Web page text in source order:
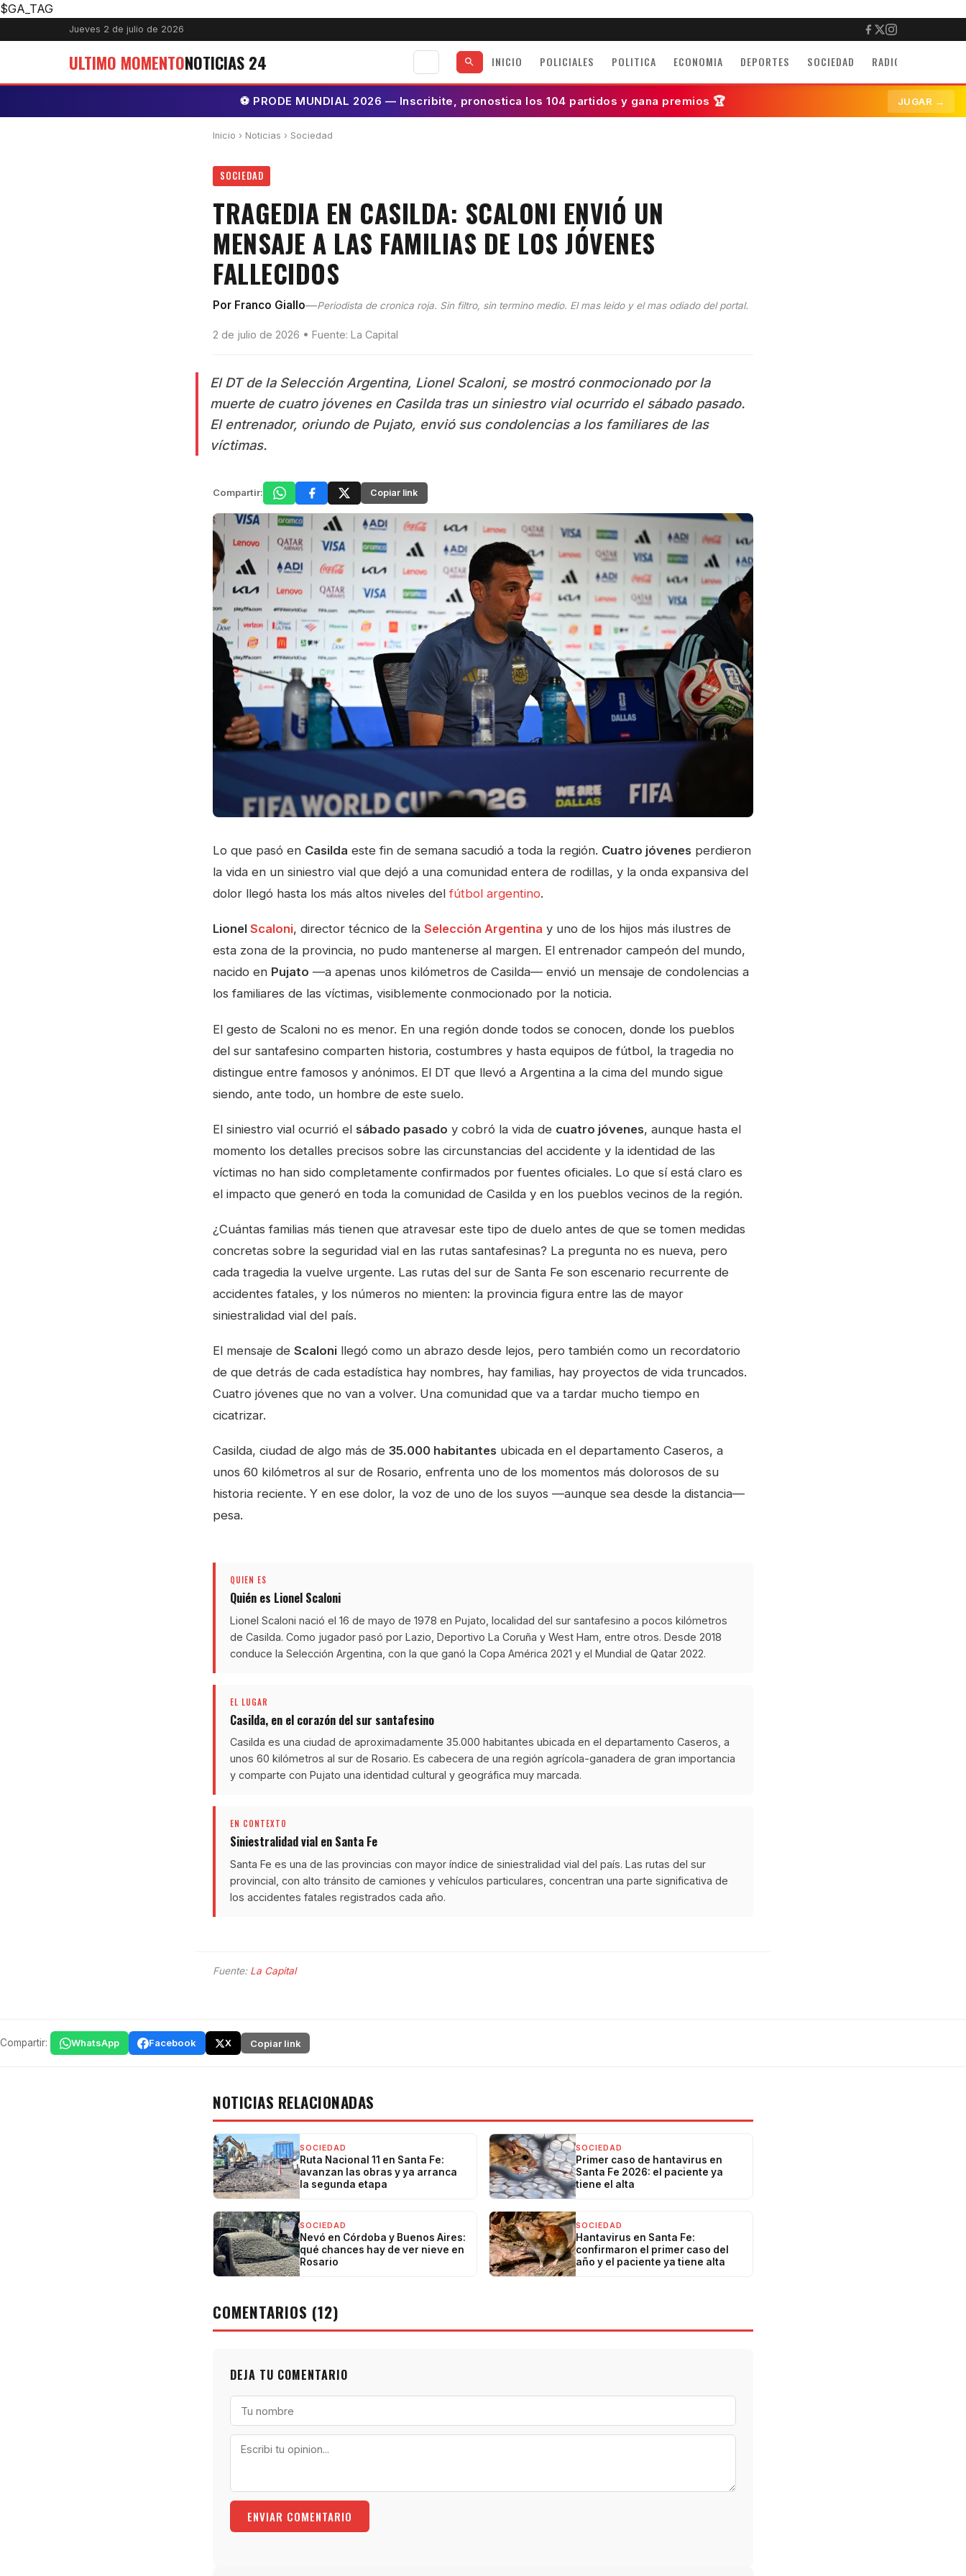
$GA_TAG
Jueves 2 de julio de 2026
ULTIMO MOMENTONOTICIAS 24 INICIO POLICIALES POLITICA ECONOMIA DEPORTES SOCIEDAD RADIO
⚽ PRODE MUNDIAL 2026 — Inscribite, pronostica los 104 partidos y gana premios 🏆 JUGAR →
Inicio › Noticias › Sociedad
SOCIEDAD
TRAGEDIA EN CASILDA: SCALONI ENVIÓ UN
MENSAJE A LAS FAMILIAS DE LOS JÓVENES
FALLECIDOS
Por Franco Giallo—Periodista de cronica roja. Sin filtro, sin termino medio. El mas leido y el mas odiado del portal.
2 de julio de 2026 • Fuente: La Capital
El DT de la Selección Argentina, Lionel Scaloni, se mostró conmocionado por la
muerte de cuatro jóvenes en Casilda tras un siniestro vial ocurrido el sábado pasado.
El entrenador, oriundo de Pujato, envió sus condolencias a los familiares de las
víctimas.
Compartir: Copiar link
Lo que pasó en Casilda este fin de semana sacudió a toda la región. Cuatro jóvenes perdieron
la vida en un siniestro vial que dejó a una comunidad entera de rodillas, y la onda expansiva del
dolor llegó hasta los más altos niveles delfútbol argentino.
Lionel Scaloni, director técnico de la Selección Argentina y uno de los hijos más ilustres de
esta zona de la provincia, no pudo mantenerse al margen. El entrenador campeón del mundo,
nacido en Pujato —a apenas unos kilómetros de Casilda— envió un mensaje de condolencias a
los familiares de las víctimas, visiblemente conmocionado por la noticia.
El gesto de Scaloni no es menor. En una región donde todos se conocen, donde los pueblos
del sur santafesino comparten historia, costumbres y hasta equipos de fútbol, la tragedia no
distingue entre famosos y anónimos. El DT que llevó a Argentina a la cima del mundo sigue
siendo, ante todo, un hombre de este suelo.
El siniestro vial ocurrió el sábado pasado y cobró la vida de cuatro jóvenes, aunque hasta el
momento los detalles precisos sobre las circunstancias del accidente y la identidad de las
víctimas no han sido completamente confirmados por fuentes oficiales. Lo que sí está claro es
el impacto que generó en toda la comunidad de Casilda y en los pueblos vecinos de la región.
¿Cuántas familias más tienen que atravesar este tipo de duelo antes de que se tomen medidas
concretas sobre la seguridad vial en las rutas santafesinas? La pregunta no es nueva, pero
cada tragedia la vuelve urgente. Las rutas del sur de Santa Fe son escenario recurrente de
accidentes fatales, y los números no mienten: la provincia figura entre las de mayor
siniestralidad vial del país.
El mensaje de Scaloni llegó como un abrazo desde lejos, pero también como un recordatorio
de que detrás de cada estadística hay nombres, hay familias, hay proyectos de vida truncados.
Cuatro jóvenes que no van a volver. Una comunidad que va a tardar mucho tiempo en
cicatrizar.
Casilda, ciudad de algo más de 35.000 habitantes ubicada en el departamento Caseros, a
unos 60 kilómetros al sur de Rosario, enfrenta uno de los momentos más dolorosos de su
historia reciente. Y en ese dolor, la voz de uno de los suyos —aunque sea desde la distancia—
pesa.
QUIEN ES
Quién es Lionel Scaloni
Lionel Scaloni nació el 16 de mayo de 1978 en Pujato, localidad del sur santafesino a pocos kilómetros
de Casilda. Como jugador pasó por Lazio, Deportivo La Coruña y West Ham, entre otros. Desde 2018
conduce la Selección Argentina, con la que ganó la Copa América 2021 y el Mundial de Qatar 2022.
EL LUGAR
Casilda, en el corazón del sur santafesino
Casilda es una ciudad de aproximadamente 35.000 habitantes ubicada en el departamento Caseros, a
unos 60 kilómetros al sur de Rosario. Es cabecera de una región agrícola-ganadera de gran importancia
y comparte con Pujato una identidad cultural y geográfica muy marcada.
EN CONTEXTO
Siniestralidad vial en Santa Fe
Santa Fe es una de las provincias con mayor índice de siniestralidad vial del país. Las rutas del sur
provincial, con alto tránsito de camiones y vehículos particulares, concentran una parte significativa de
los accidentes fatales registrados cada año.
Fuente: La Capital
Compartir: WhatsApp Facebook X Copiar link
NOTICIAS RELACIONADAS
SOCIEDAD
Ruta Nacional 11 en Santa Fe:
avanzan las obras y ya arranca
la segunda etapa
SOCIEDAD
Primer caso de hantavirus en
Santa Fe 2026: el paciente ya
tiene el alta
SOCIEDAD
Nevó en Córdoba y Buenos Aires:
qué chances hay de ver nieve en
Rosario
SOCIEDAD
Hantavirus en Santa Fe:
confirmaron el primer caso del
año y el paciente ya tiene alta
COMENTARIOS (12)
DEJA TU COMENTARIO
ENVIAR COMENTARIO